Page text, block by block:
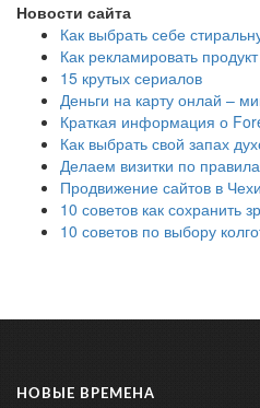
Новости сайта
Как выбрать себе
Как рекламировать
15 крутых сериалов
Деньги на карту онлай –
Краткая информация о
Как выбрать свой запах
Делаем визитки по
Продвижение сайтов в
10 советов как сохранить
10 советов по выбору
НОВЫЕ ВРЕМЕНА